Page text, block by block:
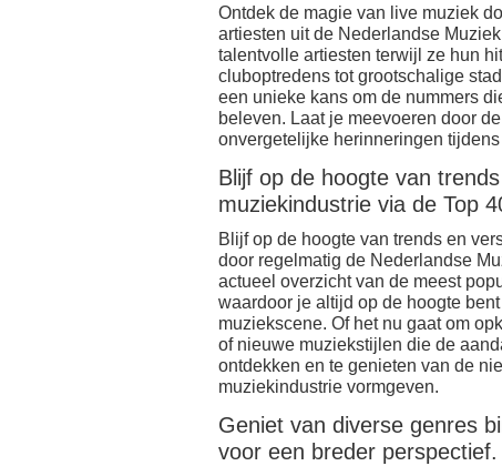
Ontdek de magie van live muziek
artiesten uit de Nederlandse
talentvolle artiesten terwijl ze hun
cluboptredens tot grootschalige
een unieke kans om de nummers
beleven. Laat je meevoeren door
onvergetelijke herinneringen
Blijf op de hoogte van
muziekindustrie via de Top
Blijf op de hoogte van trends en
door regelmatig de Nederlandse
actueel overzicht van de meest
waardoor je altijd op de hoogte
muziekscene. Of het nu gaat om
of nieuwe muziekstijlen die de
ontdekken en te genieten van de
muziekindustrie vormgeven.
Geniet van diverse genres
voor een breder perspectief.